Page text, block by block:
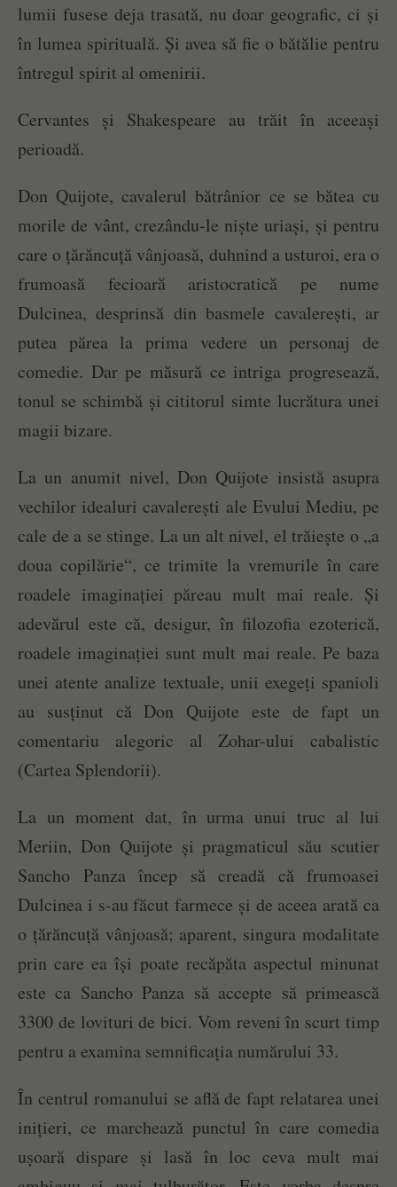
lumii fusese deja trasată, nu doar geografic, ci și
în lumea spirituală. Și avea să fie o bătălie pentru
întregul spirit al omenirii.
Cervantes și Shakespeare au trăit în aceeași
perioadă.
Don Quijote, cavalerul bătrânior ce se bătea cu
morile de vânt, crezându-le niște uriași, și pentru
care o țărăncuță vânjoasă, duhnind a usturoi, era o
frumoasă fecioară aristocratică pe nume
Dulcinea, desprinsă din basmele cavalerești, ar
putea părea la prima vedere un personaj de
comedie. Dar pe măsură ce intriga progresează,
tonul se schimbă și cititorul simte lucrătura unei
magii bizare.
La un anumit nivel, Don Quijote insistă asupra
vechilor idealuri cavalerești ale Evului Mediu, pe
cale de a se stinge. La un alt nivel, el trăiește o „a
doua copilărie“, ce trimite la vremurile în care
roadele imaginației păreau mult mai reale. Și
adevărul este că, desigur, în filozofia ezoterică,
roadele imaginației sunt mult mai reale. Pe baza
unei atente analize textuale, unii exegeți spanioli
au susținut că Don Quijote este de fapt un
comentariu alegoric al Zohar-ului cabalistic
(Cartea Splendorii).
La un moment dat, în urma unui truc al lui
Meriin, Don Quijote și pragmaticul său scutier
Sancho Panza încep să creadă că frumoasei
Dulcinea i s-au făcut farmece și de aceea arată ca
o țărăncuță vânjoasă; aparent, singura modalitate
prin care ea își poate recăpăta aspectul minunat
este ca Sancho Panza să accepte să primească
3300 de lovituri de bici. Vom reveni în scurt timp
pentru a examina semnificația numărului 33.
În centrul romanului se află de fapt relatarea unei
inițieri, ce marchează punctul în care comedia
ușoară dispare și lasă în loc ceva mult mai